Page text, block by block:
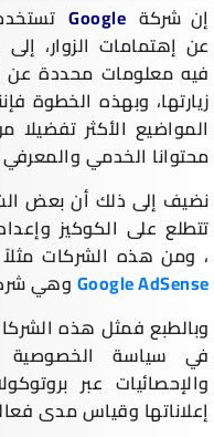
إن شركة Google
عن إهتمامات الزوار،
فيه معلومات محددة عن
زيارتها، وبهذه الخطوة
المواضيع الأكثر
محتوانا الخدمي
نضيف إلى ذلك أن بعض
تتطلع على الكوكيز
، ومن هذه الشركات
Google AdSense وهي
وبالطبع فمثل هذه
في سياسة الخصوصية
والإحصائيات عبر
إعلاناتها وقياس مدى